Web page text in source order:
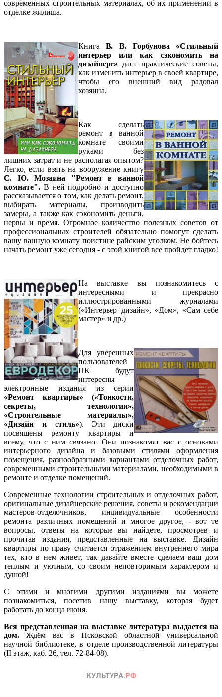
современных строительных материалах, об их применении в
отделке жилища.
КнигаВ. В. Горбунова «Стильный
интерьер или как сэкономить на
дизайнере» даст практические советы,
как изменить интерьер в своей квартире,
чтобы его внешний вид радовал
хозяина.
Как сделать
ремонт в ванной
комнате своими
руками без
лишних затрат и не располагая опытом?
Легко, если взять на вооружение книгу
С. Ю. Мозаина "Ремонт в ванной
комнате". В ней подробно и доступно
рассказывается о том, как делать ремонт,
выбирать материалы, производить
замеры, а также как сэкономить деньги,
нервы и время. Огромное количество полезных советов от
профессиональных строителей обязательно помогут сделать
вашу ванную комнату поистине райским уголком. Не бойтесь
начать ремонт уже сегодня - с этой книгой все пройдет гладко!
На выставке вы познакомитесь с
интересными и прекрасно
иллюстрированными журналами
(«Интерьер+дизайн», «Дом», «Сам себе
мастер» и др.)
Для уверенных
пользователей
ПК будут
интересны
электронные издания из серии
«Ремонт квартиры»
(«Тонкости,
секреты, технологии»,
«Строительные материалы»,
«Дизайн и стиль»). Эти диски
посвящены ремонту квартиры и
всему, что с ним связано. Они познакомят вас с основами
интерьерного дизайна и базовыми стилями оформления
помещения, разнообразными вариантами отделочных работ,
современными строительными материалами, необходимыми в
ремонте и отделке помещений.
Современные технологии строительных и отделочных работ,
оригинальные дизайнерские решения, советы и рекомендации
мастеров-отделочников, индивидуальные особенности
ремонта различных помещений и многое другое, - вот те
вопросы, ответы на которые вы найдете, просмотрев и
прочитав издания, представленные на выставке. Дизайн
квартиры по праву считается отражением внутреннего мира
тех, кто в нем живет, так давайте вместе сделаем ваш дом
теплым и уютным, со своим неповторимым характером и
душой!
С этими и многими другими изданиями вы можете
познакомиться, посетив нашу выставку, которая будет
работать до конца июня.
Вся представленная на выставке литература выдается на
дом. Ждём вас в Псковской областной универсальной
научной библиотеке, в отделе производственной литературы
(II этаж, каб. 26, тел. 72-84-08).